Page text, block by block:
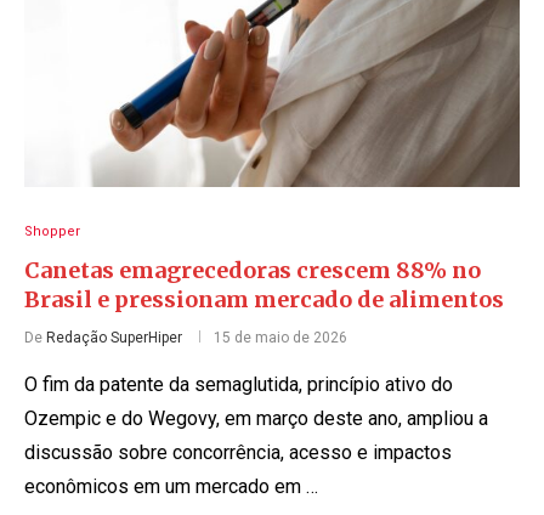
Shopper
Canetas emagrecedoras crescem 88% no
Brasil e pressionam mercado de alimentos
De Redação SuperHiper 15 de maio de 2026
O fim da patente da semaglutida, princípio ativo do
Ozempic e do Wegovy, em março deste ano, ampliou a
discussão sobre concorrência, acesso e impactos
econômicos em um mercado em …